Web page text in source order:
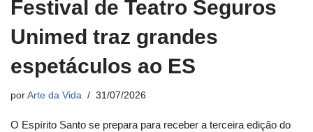
Festival de Teatro Seguros
Unimed traz grandes
espetáculos ao ES
por Arte da Vida 31/07/2026
O Espírito Santo se prepara para receber a terceira edição do